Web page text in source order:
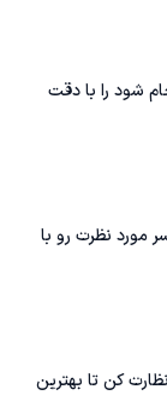
شود را با دقت
مورد نظرت رو با
کن تا بهترین